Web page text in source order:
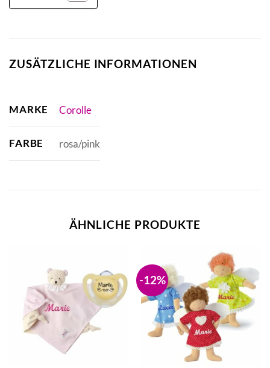
ZUSÄTZLICHE INFORMATIONEN
MARKE Corolle
FARBE rosa/pink
ÄHNLICHE PRODUKTE
-12%